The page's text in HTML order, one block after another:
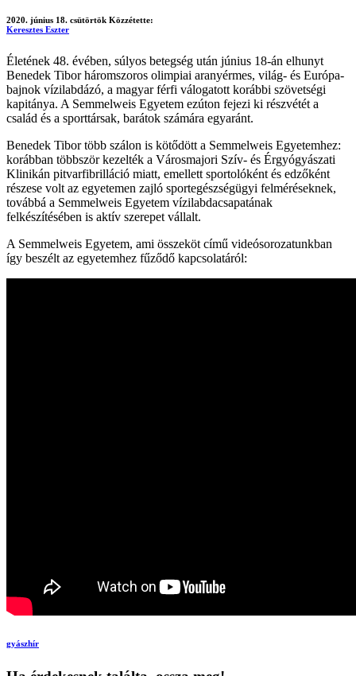
2020. június 18. csütörtök Közzétette:
Keresztes Eszter
Életének 48. évében, súlyos betegség után június 18-án elhunyt
Benedek Tibor háromszoros olimpiai aranyérmes, világ- és Európa-
bajnok vízilabdázó, a magyar férfi válogatott korábbi szövetségi
kapitánya. A Semmelweis Egyetem ezúton fejezi ki részvétét a
család és a sporttársak, barátok számára egyaránt.
Benedek Tibor több szálon is kötődött a Semmelweis Egyetemhez:
korábban többször kezelték a Városmajori Szív- és Érgyógyászati
Klinikán pitvarfibrilláció miatt, emellett sportolóként és edzőként
részese volt az egyetemen zajló sportegészségügyi felméréseknek,
továbbá a Semmelweis Egyetem vízilabdacsapatának
felkészítésében is aktív szerepet vállalt.
A Semmelweis Egyetem, ami összeköt című videósorozatunkban
így beszélt az egyetemhez fűződő kapcsolatáról:
gyászhír